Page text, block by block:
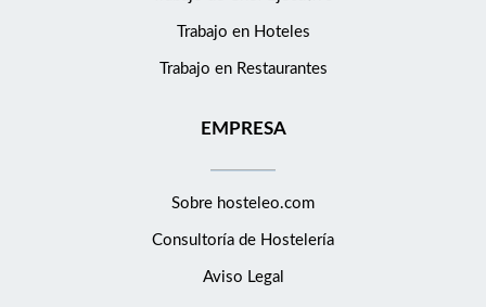
Trabajo en Hoteles
Trabajo en Restaurantes
EMPRESA
Sobre hosteleo.com
Consultoría de Hostelería
Aviso Legal